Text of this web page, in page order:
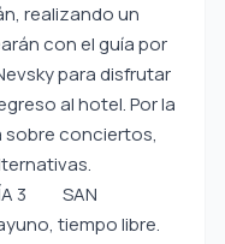
realizando un
con el guía por
para disfrutar
al hotel. Por la
sobre conciertos,
3 SAN
tiempo libre.